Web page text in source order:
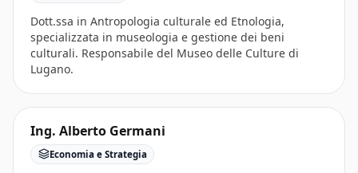
Dott.ssa in Antropologia culturale ed Etnologia,
specializzata in museologia e gestione dei beni
culturali. Responsabile del Museo delle Culture di
Lugano.
Ing. Alberto Germani
Economia e Strategia